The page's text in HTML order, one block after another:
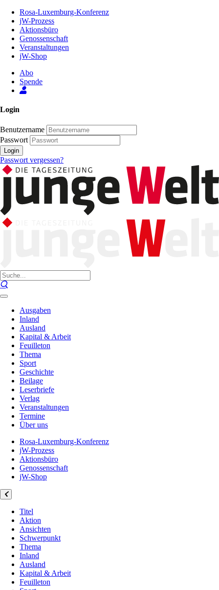
Inhalt
Seite
Rosa-Luxemburg-Konferenz
jW-Prozess
Aktionsbüro
Genossenschaft
Veranstaltungen
jW-Shop
Abo
Spende
Login
Benutzername
Passwort
Login
Passwort vergessen?
Ausgaben
Inland
Ausland
Kapital & Arbeit
Feuilleton
Thema
Sport
Geschichte
Beilage
Leserbriefe
Verlag
Veranstaltungen
Termine
Über uns
Rosa-Luxemburg-Konferenz
jW-Prozess
Aktionsbüro
Genossenschaft
jW-Shop
Titel
Aktion
Ansichten
Schwerpunkt
Thema
Inland
Ausland
Kapital & Arbeit
Feuilleton